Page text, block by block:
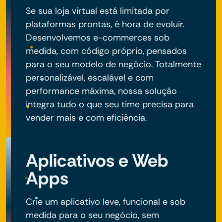
Se sua loja virtual está limitada por
plataformas prontas, é hora de evoluir.
Desenvolvemos e-commerces sob
medida, com código próprio, pensados
para o seu modelo de negócio. Totalmente
personalizável, escalável e com
performance máxima, nossa solução
integra tudo o que seu time precisa para
vender mais e com eficiência.
Aplicativos e Web
Apps
Crie um aplicativo leve, funcional e sob
medida para o seu negócio, sem